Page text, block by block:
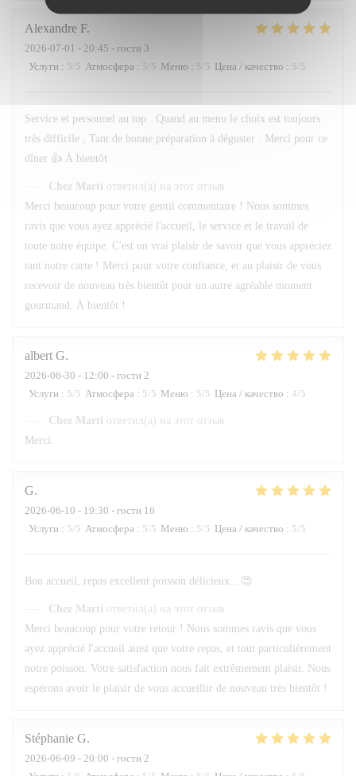
Alexandre F
2026-07-01 - 20:45 - гости 3
Услуги : 5/5 Атмосфера : 5/5 Меню : 5/5 Цена / качество : 5/5
Service et personnel au top . Quand au menu le choix est toujours
très difficile , Tant de bonne préparation à déguster . Merci pour ce
dîner 👍 À bientôt
Chez Marti ответил(а) на этот отзыв
Merci beaucoup pour votre gentil commentaire ! Nous sommes
ravis que vous ayez apprécié l'accueil, le service et le travail de
toute notre équipe. C'est un vrai plaisir de savoir que vous appréciez
tant notre carte ! Merci pour votre confiance, et au plaisir de vous
recevoir de nouveau très bientôt pour un autre agréable moment
gourmand. À bientôt !
albert G
2026-06-30 - 12:00 - гости 2
Услуги : 5/5 Атмосфера : 5/5 Меню : 5/5 Цена / качество : 4/5
Chez Marti ответил(а) на этот отзыв
Merci.
G
2026-06-10 - 19:30 - гости 16
Услуги : 5/5 Атмосфера : 5/5 Меню : 5/5 Цена / качество : 5/5
Bon accueil, repas excellent poisson délicieux…😍
Chez Marti ответил(а) на этот отзыв
Merci beaucoup pour votre retour ! Nous sommes ravis que vous
ayez apprécié l'accueil ainsi que votre repas, et tout particulièrement
notre poisson. Votre satisfaction nous fait extrêmement plaisir. Nous
espérons avoir le plaisir de vous accueillir de nouveau très bientôt !
Stéphanie G
2026-06-09 - 20:00 - гости 2